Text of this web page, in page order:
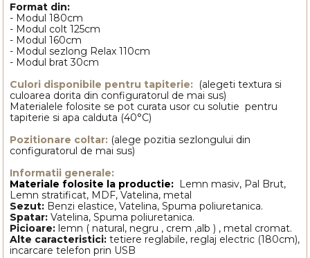
Format din:
- Modul 180cm
- Modul colt 125cm
- Modul 160cm
- Modul sezlong Relax 110cm
- Modul brat 30cm
Culori disponibile pentru tapiterie: (alegeti textura si
culoarea dorita din configuratorul de mai sus)
Materialele folosite se pot curata usor cu solutie pentru
tapiterie si apa calduta (40°C)
Pozitionare coltar: (alege pozitia sezlongului din
configuratorul de mai sus)
Informatii generale:
Materiale folosite la productie:
Lemn masiv, Pal Brut,
Lemn stratificat, MDF, Vatelina, metal
Sezut: Benzi elastice, Vatelina, Spuma poliuretanica.
Spatar: Vatelina, Spuma poliuretanica.
Picioare: lemn ( natural, negru , crem ,alb ) , metal cromat.
Alte caracteristici:tetiere reglabile, reglaj electric (180cm),
incarcare telefon prin USB